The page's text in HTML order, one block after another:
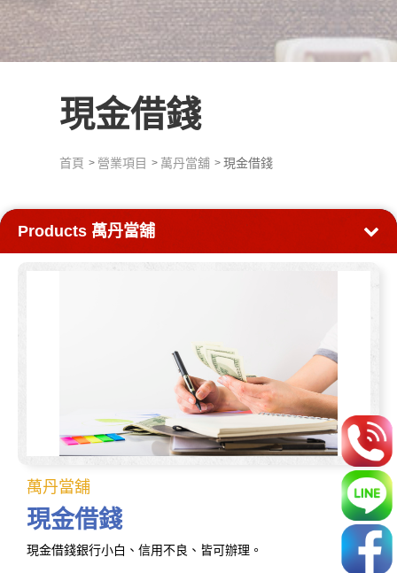
現金借錢
首頁 營業項目 萬丹當舖 現金借錢
Products 萬丹當舖
萬丹當舖
現金借錢
現金借錢銀行小白、信用不良、皆可辦理。